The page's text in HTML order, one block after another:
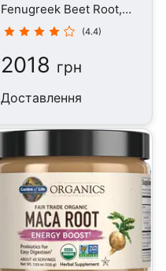
Fenugreek Beet Root,
Мака, 60 мл
(4.4)
2018 грн
Доставлення